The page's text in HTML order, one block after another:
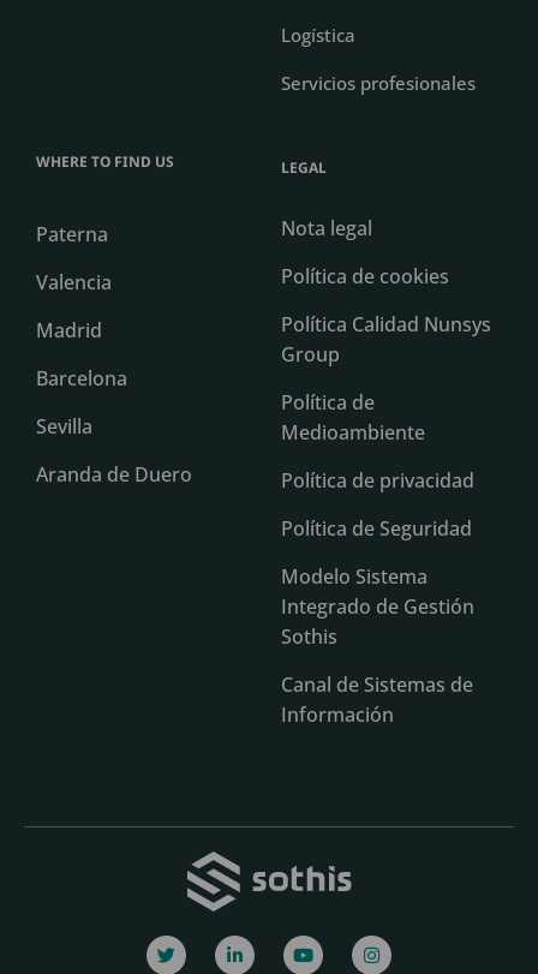
Logística
Servicios profesionales
WHERE TO FIND US
Paterna
Valencia
Madrid
Barcelona
Sevilla
Aranda de Duero
LEGAL
Nota legal
Política de cookies
Política Calidad Nunsys
Group
Política de
Medioambiente
Política de privacidad
Política de Seguridad
Modelo Sistema
Integrado de Gestión
Sothis
Canal de Sistemas de
Información